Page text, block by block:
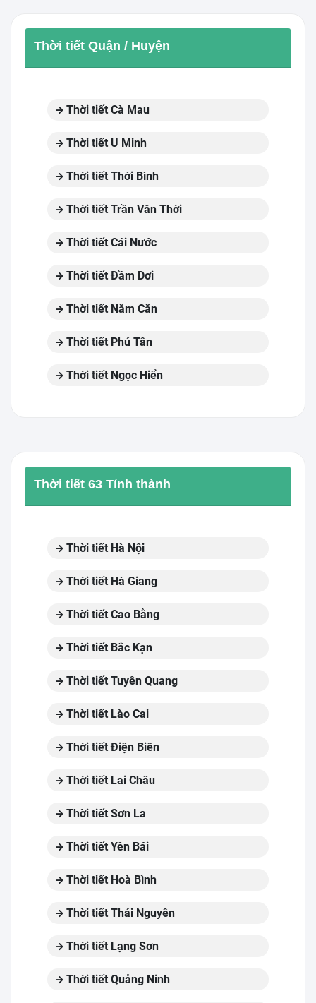
Thời tiết Quận / Huyện
Thời tiết Cà Mau
Thời tiết U Minh
Thời tiết Thới Bình
Thời tiết Trần Văn Thời
Thời tiết Cái Nước
Thời tiết Đầm Dơi
Thời tiết Năm Căn
Thời tiết Phú Tân
Thời tiết Ngọc Hiển
Thời tiết 63 Tỉnh thành
Thời tiết Hà Nội
Thời tiết Hà Giang
Thời tiết Cao Bằng
Thời tiết Bắc Kạn
Thời tiết Tuyên Quang
Thời tiết Lào Cai
Thời tiết Điện Biên
Thời tiết Lai Châu
Thời tiết Sơn La
Thời tiết Yên Bái
Thời tiết Hoà Bình
Thời tiết Thái Nguyên
Thời tiết Lạng Sơn
Thời tiết Quảng Ninh